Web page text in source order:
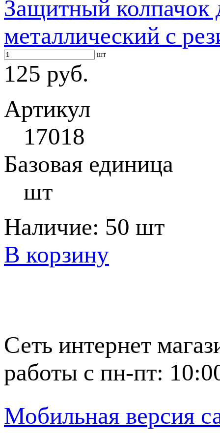
Защитный колпачок
металлический с
шт
125 руб.
Артикул
17018
Базовая единица
шт
Наличие: 50 шт
В корзину
Сеть интернет
работы с пн-пт:
Мобильная версия